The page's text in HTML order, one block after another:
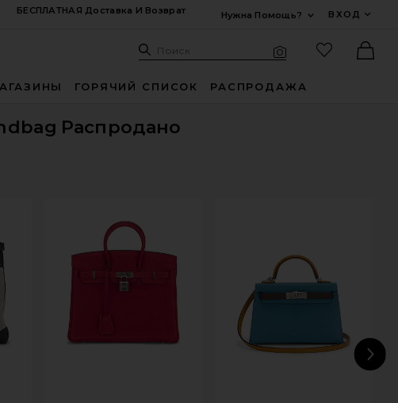
БЕСПЛАТНАЯ Доставка И Возврат
Нужна Помощь?
ВХОД
Поиск: Site
Поиск
ГОРЯЧИЙ СПИСОК РАСПРОДАЖА
Распродано